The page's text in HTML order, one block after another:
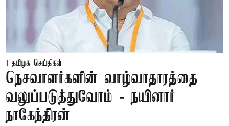
தமிழக செய்திகள்
நெசவாளர்களின் வாழ்வாதாரத்தை
வலுப்படுத்துவோம் - நயினார்
நாகேந்திரன்